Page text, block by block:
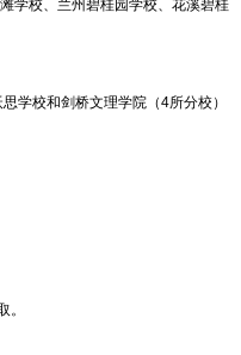
校、兰州碧桂园学校、花溪碧桂
学校和剑桥文理学院（4所分校）